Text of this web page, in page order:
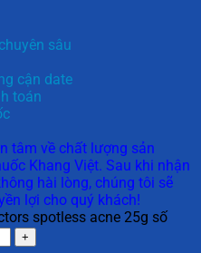
sâu
cận date
toán
tâm về chất lượng sản
Khang Việt. Sau khi nhận
hài lòng, chúng tôi sẽ
lợi cho quý khách!
spotless acne 25g số